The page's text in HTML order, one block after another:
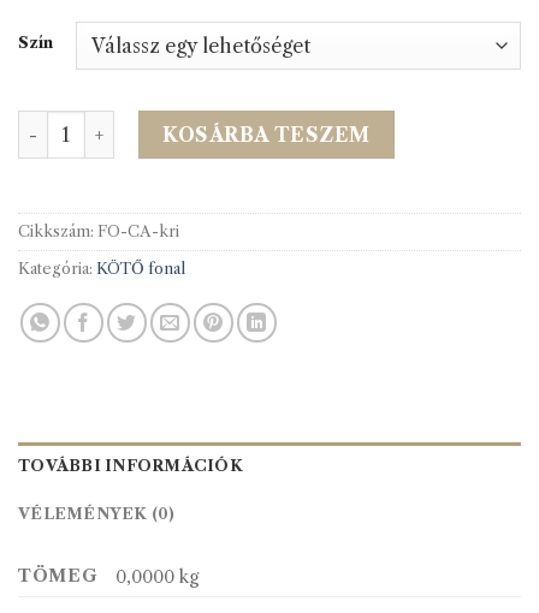
-
6
Szín
KRISTAL kötöfonal mennyiség
KOSÁRBA TESZEM
Cikkszám: FO-CA-kri
Kategória: KÖTŐ fonal
TOVÁBBI INFORMÁCIÓK
VÉLEMÉNYEK (0)
TÖMEG 0,0000 kg